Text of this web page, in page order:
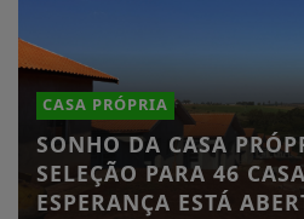
CASA PRÓPRIA
SONHO DA CASA
SELEÇÃO PARA 46
ESPERANÇA ESTÁ